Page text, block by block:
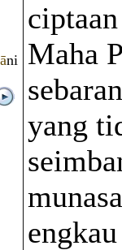
āni
Maha
yang